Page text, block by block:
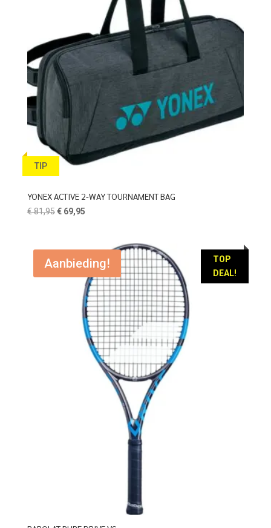
TIP
YONEX ACTIVE 2-WAY TOURNAMENT BAG
€81,95 Oorspronkelijke
€ 81,95.
€69,95Huidige
€ 69,95.
TOP
DEAL!
Aanbieding!